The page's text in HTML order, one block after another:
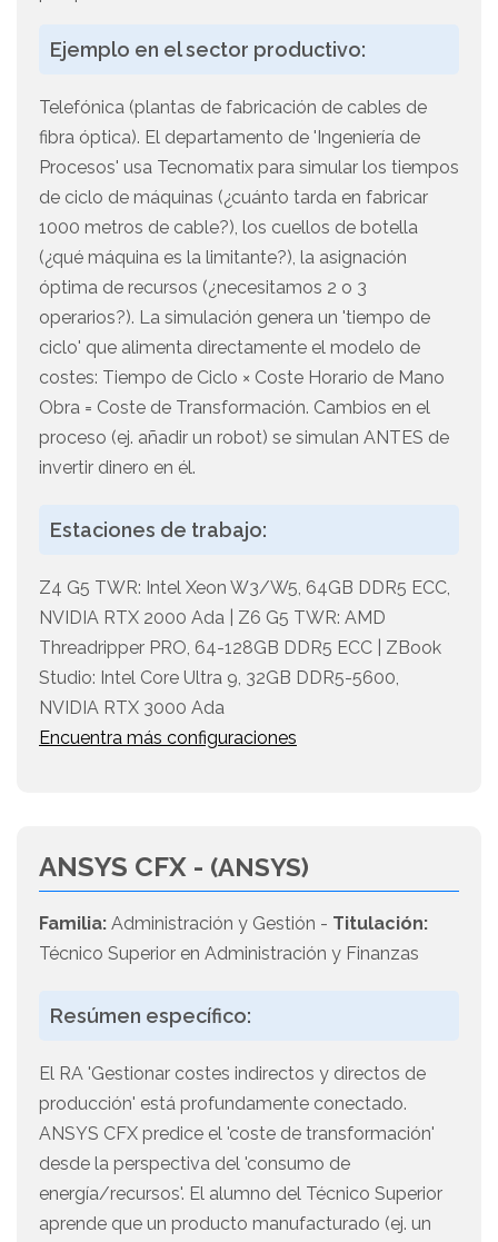
Ejemplo en el sector productivo:
Telefónica (plantas de fabricación de cables de
fibra óptica). El departamento de 'Ingeniería de
Procesos' usa Tecnomatix para simular los tiempos
de ciclo de máquinas (¿cuánto tarda en fabricar
1000 metros de cable?), los cuellos de botella
(¿qué máquina es la limitante?), la asignación
óptima de recursos (¿necesitamos 2 o 3
operarios?). La simulación genera un 'tiempo de
ciclo' que alimenta directamente el modelo de
costes: Tiempo de Ciclo × Coste Horario de Mano
Obra = Coste de Transformación. Cambios en el
proceso (ej. añadir un robot) se simulan ANTES de
invertir dinero en él.
Estaciones de trabajo:
Z4 G5 TWR: Intel Xeon W3/W5, 64GB DDR5 ECC,
NVIDIA RTX 2000 Ada | Z6 G5 TWR: AMD
Threadripper PRO, 64-128GB DDR5 ECC | ZBook
Studio: Intel Core Ultra 9, 32GB DDR5-5600,
NVIDIA RTX 3000 Ada
Encuentra más configuraciones
ANSYS CFX - (ANSYS)
Familia: Administración y Gestión - Titulación:
Técnico Superior en Administración y Finanzas
Resúmen específico:
El RA 'Gestionar costes indirectos y directos de
producción' está profundamente conectado.
ANSYS CFX predice el 'coste de transformación'
desde la perspectiva del 'consumo de
energía/recursos'. El alumno del Técnico Superior
aprende que un producto manufacturado (ej. un